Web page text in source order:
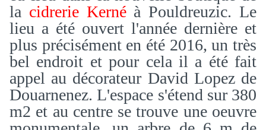
la cidrerie Kernéà Pouldreuzic. Le
lieu a été ouvert l'année dernière et
plus précisément en été 2016, un très
bel endroit et pour cela il a été fait
appel au décorateur David Lopez de
Douarnenez. L'espace s'étend sur 380
m2 et au centre se trouve une oeuvre